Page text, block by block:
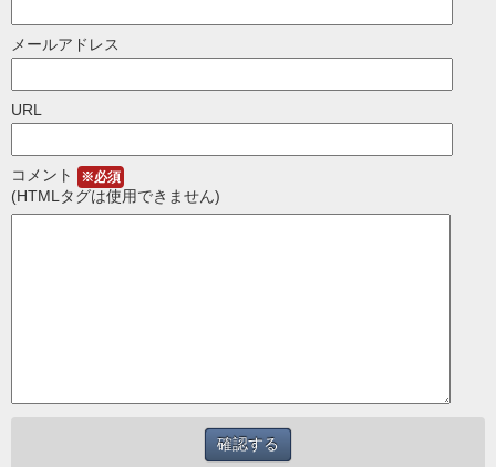
メールアドレス
URL
コメント ※必須
(HTMLタグは使用できません)